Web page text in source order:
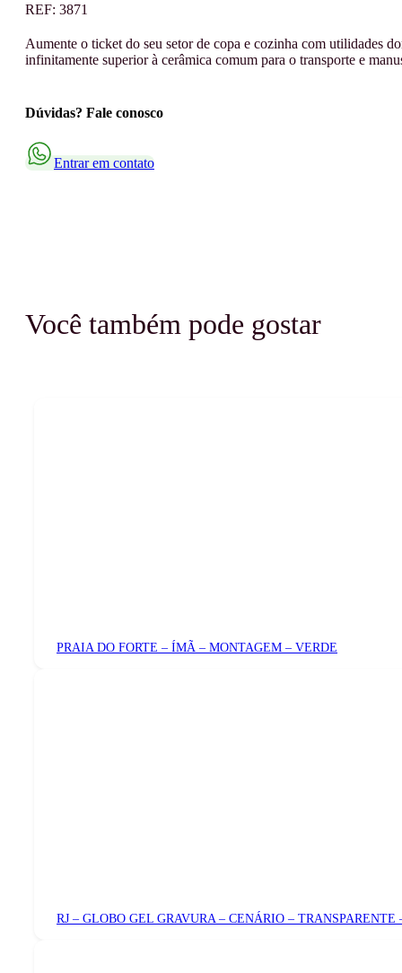
REF: 3871
Aumente o ticket do seu setor de copa e cozinha com utilidades
infinitamente superior à cerâmica comum para o transporte e
Dúvidas? Fale conosco
Entrar em contato
Você também pode gostar
PRAIA DO FORTE – ÍMÃ – MONTAGEM – VERDE
RJ – GLOBO GEL GRAVURA – CENÁRIO – TRANSPARENTE